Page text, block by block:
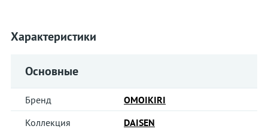
Характеристики
Основные
Бренд
OMOIKIRI
Коллекция
DAISEN